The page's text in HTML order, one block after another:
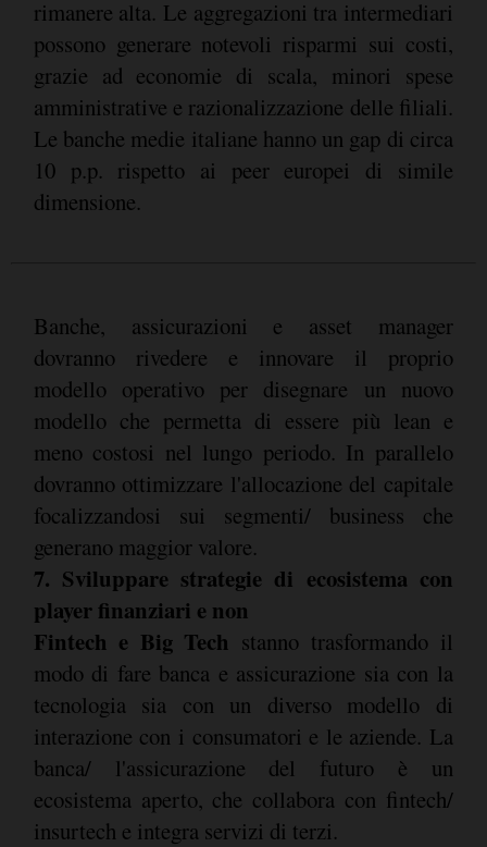
rimanere alta. Le aggregazioni tra intermediari
possono generare notevoli risparmi sui costi,
grazie ad economie di scala, minori spese
amministrative e razionalizzazione delle filiali.
Le banche medie italiane hanno un gap di circa
10 p.p. rispetto ai peer europei di simile
dimensione.
Banche, assicurazioni e asset manager
dovranno rivedere e innovare il proprio
modello operativo per disegnare un nuovo
modello che permetta di essere più lean e
meno costosi nel lungo periodo. In parallelo
dovranno ottimizzare l'allocazione del capitale
focalizzandosi sui segmenti/ business che
generano maggior valore.
7. Sviluppare strategie di ecosistema con
player finanziari e non
Fintech e Big Tech stanno trasformando il
modo di fare banca e assicurazione sia con la
tecnologia sia con un diverso modello di
interazione con i consumatori e le aziende. La
banca/ l'assicurazione del futuro è un
ecosistema aperto, che collabora con fintech/
insurtech e integra servizi di terzi.